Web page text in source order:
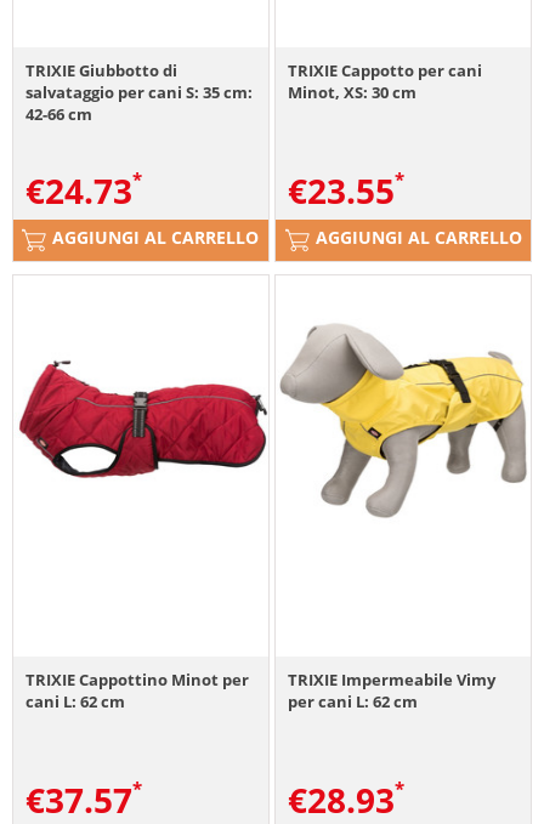
TRIXIE Giubbotto di
salvataggio per cani S: 35 cm:
42-66 cm
€24.73
AGGIUNGI AL CARRELLO
TRIXIE Cappotto per cani
Minot, XS: 30 cm
€23.55
AGGIUNGI AL CARRELLO
TRIXIE Cappottino Minot per
cani L: 62 cm
€37.57
TRIXIE Impermeabile Vimy
per cani L: 62 cm
€28.93